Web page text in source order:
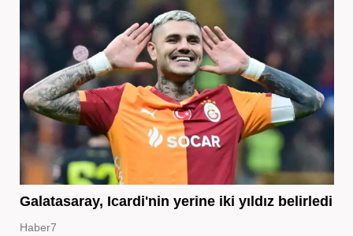
Galatasaray, Icardi'nin yerine iki yıldız belirledi
Haber7